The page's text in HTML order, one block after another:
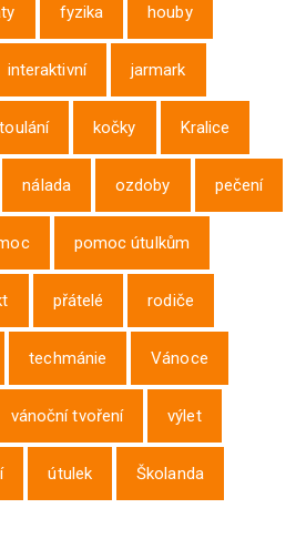
fyzika houby
interaktivní jarmark
kočky Kralice
nálada ozdoby pečení
pomoc útulkům
přátelé rodiče
techmánie Vánoce
vánoční tvoření výlet
útulek Školanda